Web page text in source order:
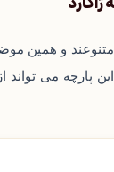
متنوعند و همین
پارچه می